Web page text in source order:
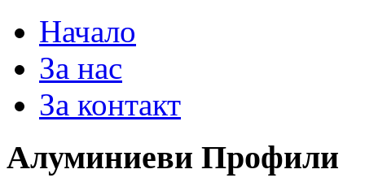
Начало
За нас
За контакт
Алуминиеви Профили